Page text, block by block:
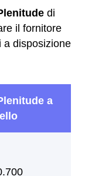
di
il fornitore
a disposizione